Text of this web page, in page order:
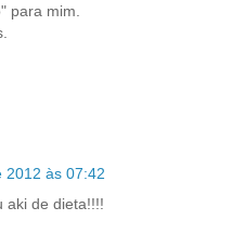
para mim.
2012 às 07:42
aki de dieta!!!!